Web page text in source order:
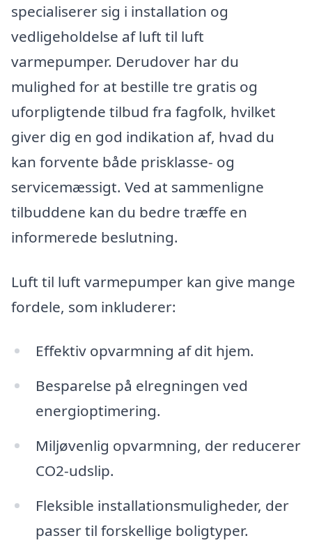
specialiserer sig i installation og
vedligeholdelse af luft til luft
varmepumper. Derudover har du
mulighed for at bestille tre gratis og
uforpligtende tilbud fra fagfolk, hvilket
giver dig en god indikation af, hvad du
kan forvente både prisklasse- og
servicemæssigt. Ved at sammenligne
tilbuddene kan du bedre træffe en
informerede beslutning.
Luft til luft varmepumper kan give mange
fordele, som inkluderer:
Effektiv opvarmning af dit hjem.
Besparelse på elregningen ved
energioptimering.
Miljøvenlig opvarmning, der reducerer
CO2-udslip.
Fleksible installationsmuligheder, der
passer til forskellige boligtyper.